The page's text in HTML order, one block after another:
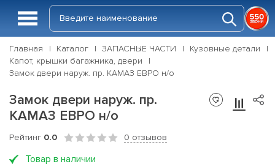
Главная Каталог ЗАПАСНЫЕ ЧАСТИ
Кузовные детали
Капот, крышки багажника, двери
Замок двери наруж. пр. КАМАЗ ЕВРО н/о
Замок двери наруж. пр.
КАМАЗ ЕВРО н/о
Рейтинг 0.0 0 отзывов
Товар в наличии